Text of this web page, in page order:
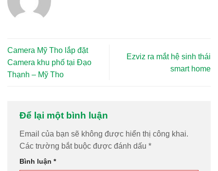
Camera Mỹ Tho lắp đặt
Camera khu phố tại Đạo
Thạnh – Mỹ Tho
Ezviz ra mắt hệ sinh thái
smart home
Để lại một bình luận
Email của bạn sẽ không được hiển thị công khai.
Các trường bắt buộc được đánh dấu *
Bình luận *